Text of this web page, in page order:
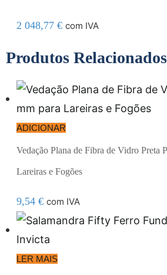
2 048,77 € com IVA
Produtos Relacionados
ADICIONAR
Vedação Plana de Fibra de Vidro Preta
Lareiras e Fogões
9,54 € com IVA
LER MAIS